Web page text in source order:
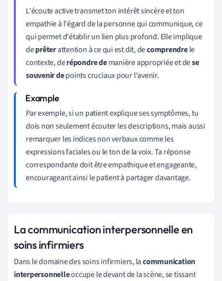
L'écoute active transmet ton intérêt sincère et ton
empathie à l'égard de la personne qui communique, ce
qui permet d'établir un lien plus profond. Elle implique
deprêterattention à ce qui est dit, decomprendrele
contexte, derépondre demanière appropriée et dese
souvenir depoints cruciaux pour l'avenir.
Par exemple, si un patient explique ses symptômes, tu
dois non seulement écouter les descriptions, mais aussi
remarquer les indices non verbaux comme les
expressions faciales ou le ton de la voix. Ta réponse
correspondante doit être empathique et engageante,
encourageant ainsi le patient à partager davantage.
La communication interpersonnelle en
soins infirmiers
Dans le domaine des soins infirmiers, lacommunication
interpersonnelleoccupe le devant de la scène, se tissant